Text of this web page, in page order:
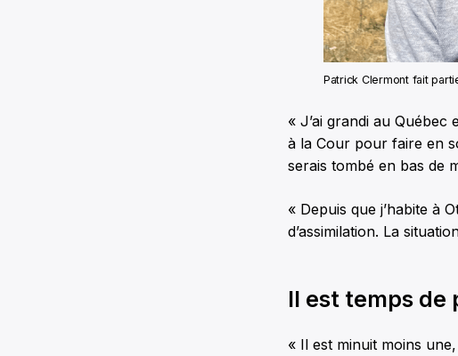
Patrick Clermont fait
« J’ai grandi au Québec
à la Cour pour faire en
serais tombé en bas de
« Depuis que j’habite à
d’assimilation. La
Il est temps de
« Il est minuit moins